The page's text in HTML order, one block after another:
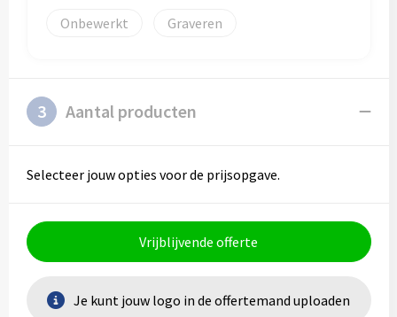
Onbewerkt
Graveren
3 Aantal producten
Selecteer jouw opties voor de prijsopgave.
Vrijblijvende offerte
Je kunt jouw logo in de offertemand uploaden